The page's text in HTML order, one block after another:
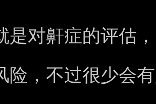
是对鼾症的评估
险，不过很少会